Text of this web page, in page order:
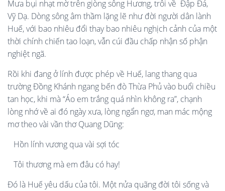
Mưa bụi nhạt mờ trên giòng sông Hương, trôi về Đập Đá,
Vỹ Dạ. Dòng sông âm thầm lặng lẽ như đời người dân lành
Huế, với bao nhiêu đổi thay bao nhiêu nghịch cảnh của một
thời chính chiến tao loạn, vẫn cúi đầu chấp nhận số phận
nghiệt ngã.
Rồi khi đang ở lính được phép về Huế, lang thang qua
trường Đồng Khánh ngang bến đò Thừa Phủ vào buổi chiều
tan học, khi mà “Áo em trắng quá nhìn không ra”, chạnh
lòng nhớ về ai đó ngày xưa, lòng ngẩn ngơ, man mác mộng
mơ theo vài vần thơ Quang Dũng:
Hồn lính vương qua vài sợi tóc
Tôi thương mà em đâu có hay!
Đó là Huế yêu dấu của tôi. Một nửa quãng đời tôi sống và